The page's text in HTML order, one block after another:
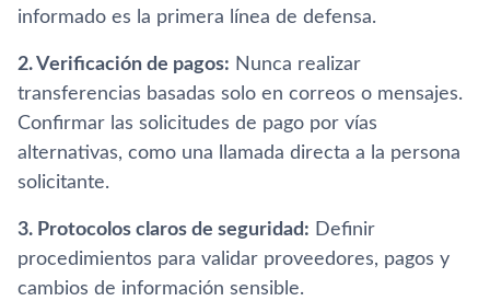
informado es la primera línea de defensa.
2. Verificación de pagos: Nunca realizar
transferencias basadas solo en correos o mensajes.
Confirmar las solicitudes de pago por vías
alternativas, como una llamada directa a la persona
solicitante.
3. Protocolos claros de seguridad: Definir
procedimientos para validar proveedores, pagos y
cambios de información sensible.